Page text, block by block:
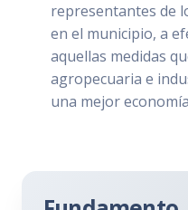
representantes de
en el municipio, a
aquellas medidas
agropecuaria e
una mejor